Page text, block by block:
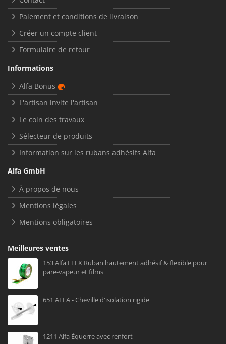
Paiement et conditions de livraison
Créer un compte client
Formulaire de retour
Informations
Alfa Bonus
L'artisan invite l'artisan
Le coin des travaux
Sélecteur de produits
Information sur les rubans adhésifs Alfa
Alfa GmbH
À propos de nous
Mentions légales
Mentions obligatoires
Meilleures ventes
153 Alfa FLEX Ruban hautement adhésif & flexible pour
pare-vapeur et films
651 ALFA - Cheville d'isolation rigide
1211 Alfa Équerre avec renfort